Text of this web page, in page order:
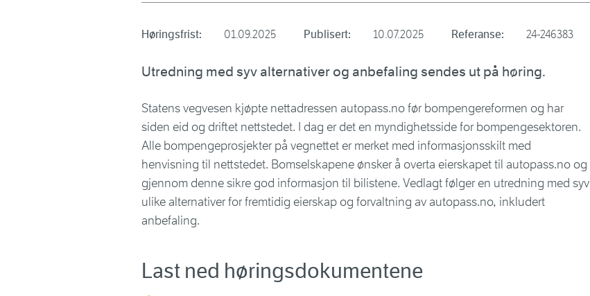
Høringsfrist: 01.09.2025 Publisert: 10.07.2025 Referanse: 24-246383
Utredning med syv alternativer og anbefaling sendes ut på høring.
Statens vegvesen kjøpte nettadressen autopass.no før bompengereformen og har
siden eid og driftet nettstedet. I dag er det en myndighetsside for bompengesektoren.
Alle bompengeprosjekter på vegnettet er merket med informasjonsskilt med
henvisning til nettstedet. Bomselskapene ønsker å overta eierskapet til autopass.no og
gjennom denne sikre god informasjon til bilistene. Vedlagt følger en utredning med syv
ulike alternativer for fremtidig eierskap og forvaltning av autopass.no, inkludert
anbefaling.
Last ned høringsdokumentene